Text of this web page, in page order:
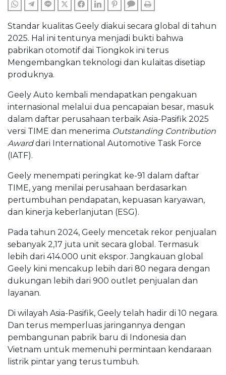
WHATSAPPTELEGRAM
LINE TWITTERFACEBOOKLINKEDINPINTERESTCOMMENTS
Standar kualitas Geely diakui secara global di tahun
2025. Hal ini tentunya menjadi bukti bahwa
pabrikan otomotif dai Tiongkok ini terus
Mengembangkan teknologi dan kulaitas disetiap
produknya.
Geely Auto kembali mendapatkan pengakuan
internasional melalui dua pencapaian besar, masuk
dalam daftar perusahaan terbaik Asia-Pasifik 2025
versi TIME dan menerima Outstanding Contribution
Awarddari International Automotive Task Force
(IATF).
Geely menempati peringkat ke-91 dalam daftar
TIME, yang menilai perusahaan berdasarkan
pertumbuhan pendapatan, kepuasan karyawan,
dan kinerja keberlanjutan (ESG).
Pada tahun 2024, Geely mencetak rekor penjualan
sebanyak 2,17 juta unit secara global. Termasuk
lebih dari 414.000 unit ekspor. Jangkauan global
Geely kini mencakup lebih dari 80 negara dengan
dukungan lebih dari 900 outlet penjualan dan
layanan.
Di wilayah Asia-Pasifik, Geely telah hadir di 10 negara.
Dan terus memperluas jaringannya dengan
pembangunan pabrik baru di Indonesia dan
Vietnam untuk memenuhi permintaan kendaraan
listrik pintar yang terus tumbuh.